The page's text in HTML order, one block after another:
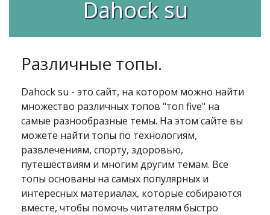
Dahock su
Различные топы.
Dahock su - это сайт, на котором можно найти
множество различных топов "топ five" на
самые разнообразные темы. На этом сайте вы
можете найти топы по технологиям,
развлечениям, спорту, здоровью,
путешествиям и многим другим темам. Все
топы основаны на самых популярных и
интересных материалах, которые собираются
вместе, чтобы помочь читателям быстро